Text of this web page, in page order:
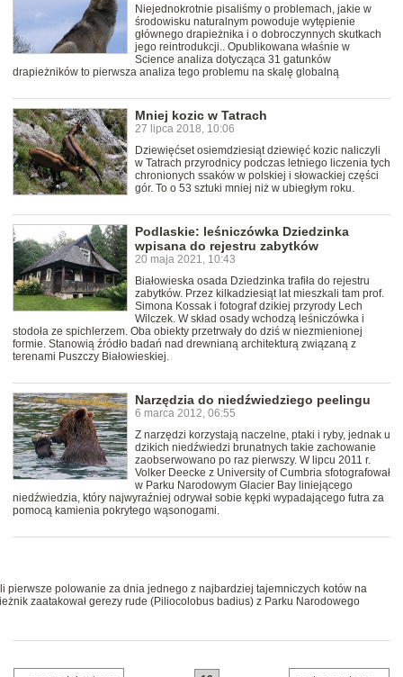
Niejednokrotnie pisaliśmy o problemach, jakie w
środowisku naturalnym powoduje wytępienie
głównego drapieżnika i o dobroczynnych skutkach
jego reintrodukcji.. Opublikowana właśnie w
Science analiza dotycząca 31 gatunków
drapieżników to pierwsza analiza tego problemu na skalę globalną
Mniej kozic w Tatrach
27 lipca 2018, 10:06
Dziewięćset osiemdziesiąt dziewięć kozic naliczyli
w Tatrach przyrodnicy podczas letniego liczenia tych
chronionych ssaków w polskiej i słowackiej części
gór. To o 53 sztuki mniej niż w ubiegłym roku.
Podlaskie: leśniczówka Dziedzinka
wpisana do rejestru zabytków
20 maja 2021, 10:43
Białowieska osada Dziedzinka trafiła do rejestru
zabytków. Przez kilkadziesiąt lat mieszkali tam prof.
Simona Kossak i fotograf dzikiej przyrody Lech
Wilczek. W skład osady wchodzą leśniczówka i
stodoła ze spichlerzem. Oba obiekty przetrwały do dziś w niezmienionej
formie. Stanowią źródło badań nad drewnianą architekturą związaną z
terenami Puszczy Białowieskiej.
Narzędzia do niedźwiedziego peelingu
6 marca 2012, 06:55
Z narzędzi korzystają naczelne, ptaki i ryby, jednak u
dzikich niedźwiedzi brunatnych takie zachowanie
zaobserwowano po raz pierwszy. W lipcu 2011 r.
Volker Deecke z University of Cumbria sfotografował
w Parku Narodowym Glacier Bay liniejącego
niedźwiedzia, który najwyraźniej odrywał sobie kępki wypadającego futra za
pomocą kamienia pokrytego wąsonogami.
pierwsze polowanie za dnia jednego z najbardziej tajemniczych kotów na
zaatakował gerezy rude (Piliocolobus badius) z Parku Narodowego